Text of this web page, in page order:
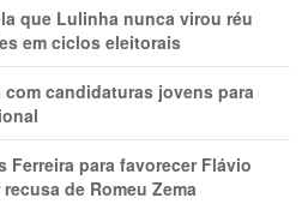
que Lulinha nunca virou réu
em ciclos eleitorais
com candidaturas jovens para
Ferreira para favorecer Flávio
de Romeu Zema